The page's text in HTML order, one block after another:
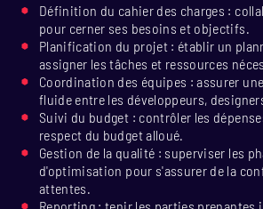
Définition du cahier des charges :
pour cerner ses besoins et objectifs.
Planification du projet : établir un
assigner les tâches et ressources
Coordination des équipes : assurer
fluide entre les développeurs,
Suivi du budget : contrôler les
respect du budget alloué.
Gestion de la qualité : superviser les
d'optimisation pour s'assurer de la
attentes.